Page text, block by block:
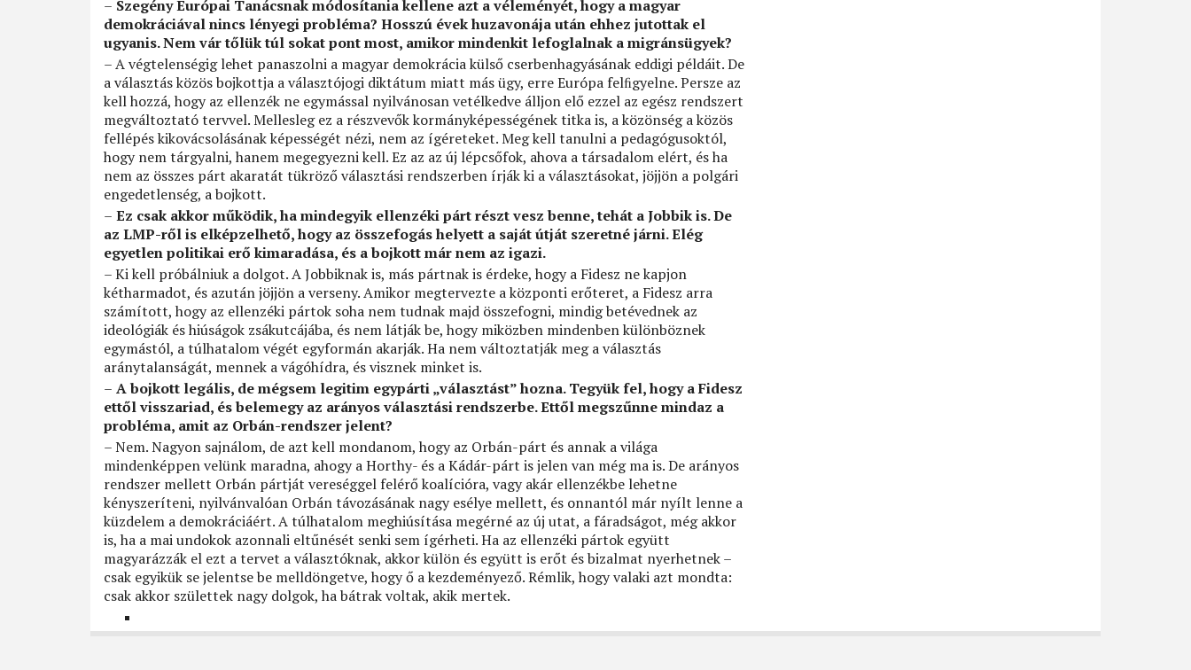
– Szegény Európai Tanácsnak módosítania kellene azt a véleményét, hogy a magyar
demokráciával nincs lényegi probléma? Hosszú évek huzavonája után ehhez jutottak el
ugyanis. Nem vár tőlük túl sokat pont most, amikor mindenkit lefoglalnak a migránsügyek?
– A végtelenségig lehet panaszolni a magyar demokrácia külső cserbenhagyásának eddigi példáit. De
a választás közös bojkottja a választójogi diktátum miatt más ügy, erre Európa felﬁgyelne. Persze az
kell hozzá, hogy az ellenzék ne egymással nyilvánosan vetélkedve álljon elő ezzel az egész rendszert
megváltoztató tervvel. Mellesleg ez a részvevők kormányképességének titka is, a közönség a közös
fellépés kikovácsolásának képességét nézi, nem az ígéreteket. Meg kell tanulni a pedagógusoktól,
hogy nem tárgyalni, hanem megegyezni kell. Ez az az új lépcsőfok, ahova a társadalom elért, és ha
nem az összes párt akaratát tükröző választási rendszerben írják ki a választásokat, jöjjön a polgári
engedetlenség, a bojkott.
– Ez csak akkor működik, ha mindegyik ellenzéki párt részt vesz benne, tehát a Jobbik is. De
az LMP-ről is elképzelhető, hogy az összefogás helyett a saját útját szeretné járni. Elég
egyetlen politikai erő kimaradása, és a bojkott már nem az igazi.
– Ki kell próbálniuk a dolgot. A Jobbiknak is, más pártnak is érdeke, hogy a Fidesz ne kapjon
kétharmadot, és azután jöjjön a verseny. Amikor megtervezte a központi erőteret, a Fidesz arra
számított, hogy az ellenzéki pártok soha nem tudnak majd összefogni, mindig betévednek az
ideológiák és hiúságok zsákutcájába, és nem látják be, hogy miközben mindenben különböznek
egymástól, a túlhatalom végét egyformán akarják. Ha nem változtatják meg a választás
aránytalanságát, mennek a vágóhídra, és visznek minket is.
– A bojkott legális, de mégsem legitim egypárti „választást” hozna. Tegyük fel, hogy a Fidesz
ettől visszariad, és belemegy az arányos választási rendszerbe. Ettől megszűnne mindaz a
probléma, amit az Orbán-rendszer jelent?
– Nem. Nagyon sajnálom, de azt kell mondanom, hogy az Orbán-párt és annak a világa
mindenképpen velünk maradna, ahogy a Horthy- és a Kádár-párt is jelen van még ma is. De arányos
rendszer mellett Orbán pártját vereséggel felérő koalícióra, vagy akár ellenzékbe lehetne
kényszeríteni, nyilvánvalóan Orbán távozásának nagy esélye mellett, és onnantól már nyílt lenne a
küzdelem a demokráciáért. A túlhatalom meghiúsítása megérné az új utat, a fáradságot, még akkor
is, ha a mai undokok azonnali eltűnését senki sem ígérheti. Ha az ellenzéki pártok együtt
magyarázzák el ezt a tervet a választóknak, akkor külön és együtt is erőt és bizalmat nyerhetnek –
csak egyikük se jelentse be melldöngetve, hogy ő a kezdeményező. Rémlik, hogy valaki azt mondta:
csak akkor születtek nagy dolgok, ha bátrak voltak, akik mertek.